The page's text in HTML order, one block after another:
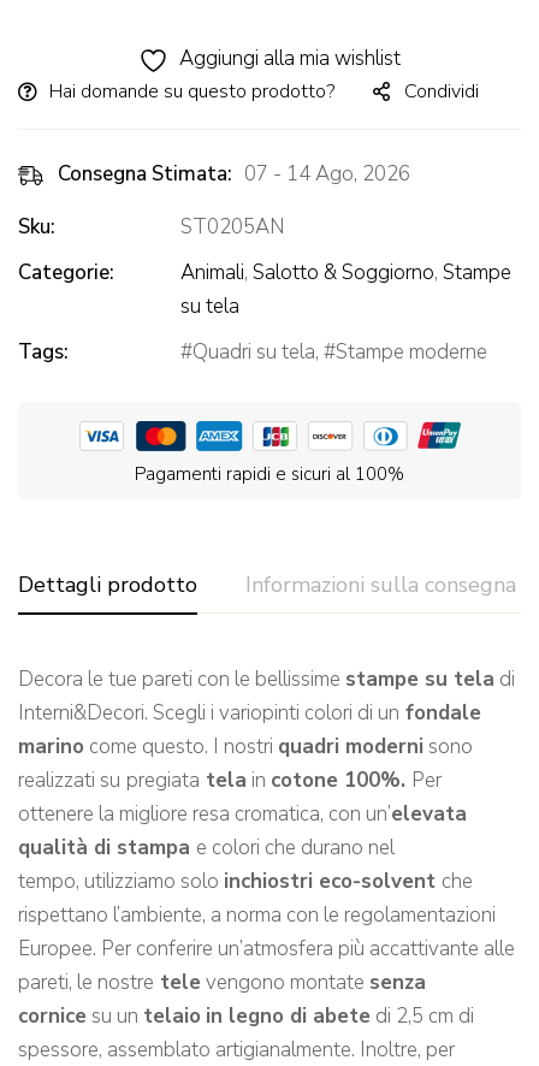
Aggiungi alla mia wishlist
Hai domande su questo prodotto? Condividi
Consegna Stimata: 07 - 14 Ago, 2026
Sku:
ST0205AN
Categorie:
Animali, Salotto & Soggiorno, Stampe
su tela
Tags:
Quadri su tela, Stampe moderne
Pagamenti rapidi e sicuri al 100%
Dettagli prodotto Informazioni sulla consegna
Decora le tue pareti con le bellissime stampe su tela di
Interni&Decori. Scegli i variopinti colori di un fondale
marino come questo. I nostri quadri moderni sono
realizzati su pregiata tela in cotone 100%. Per
ottenere la migliore resa cromatica, con un’elevata
qualità di stampa e colori che durano nel
tempo, utilizziamo solo inchiostri eco-solvent che
rispettano l’ambiente, a norma con le regolamentazioni
Europee. Per conferire un’atmosfera più accattivante alle
pareti, le nostre tele vengono montate senza
cornice su un telaio in legno di abete di 2,5 cm di
spessore, assemblato artigianalmente. Inoltre, per